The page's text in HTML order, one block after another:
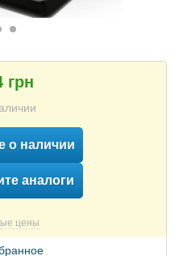
грн
о наличии
аналоги
цены